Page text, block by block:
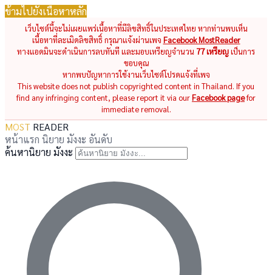
ข้ามไปยังเนื้อหาหลัก
เว็บไซต์นี้จะไม่เผยแพร่เนื้อหาที่มีลิขสิทธิ์ในประเทศไทย หากท่านพบเห็น
เนื้อหาที่ละเมิดลิขสิทธิ์ กรุณาแจ้งผ่านเพจ Facebook MostReader
ทางแอดมินจะดำเนินการลบทันที และมอบเหรียญจำนวน 77 เหรียญเป็นการ
ขอบคุณ
หากพบปัญหาการใช้งานเว็บไซต์โปรดแจ้งที่เพจ
This website does not publish copyrighted content in Thailand. If you
find any infringing content, please report it via ourFacebook pagefor
immediate removal.
MOST READER
หน้าแรก นิยาย มังงะ อันดับ
ค้นหานิยาย มังงะ